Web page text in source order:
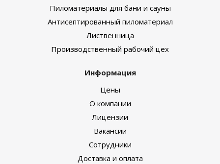
Пиломатериалы для бани и сауны
Антисептированный пиломатериал
Лиственница
Производственный рабочий цех
Информация
Цены
О компании
Лицензии
Вакансии
Сотрудники
Доставка и оплата